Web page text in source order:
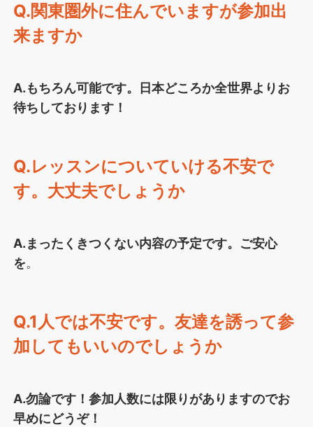
Q.関東圏外に住んでいますが参加出
来ますか
A.もちろん可能です。日本どころか全世界よりお
待ちしております！
Q.レッスンについていける不安で
す。大丈夫でしょうか
A.まったくきつくない内容の予定です。ご安心
を。
Q.1人では不安です。友達を誘って参
加してもいいのでしょうか
A.勿論です！参加人数には限りがありますのでお
早めにどうぞ！